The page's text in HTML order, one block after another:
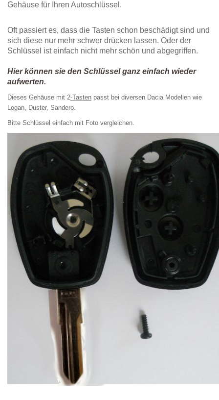
Gehäuse für Ihren Autoschlüssel.
Oft passiert es, dass die Tasten schon beschädigt sind und
sich diese nur mehr schwer drücken lassen. Oder der
Schlüssel ist einfach nicht mehr schön und abgegriffen.
Hier können sie den Schlüssel ganz einfach wieder
aufwerten.
Dieses Gehäuse mit 2-Tasten passt bei diversen Dacia Modellen wie
Logan, Duster, Sandero.
Bitte Schlüssel einfach mit Foto vergleichen.